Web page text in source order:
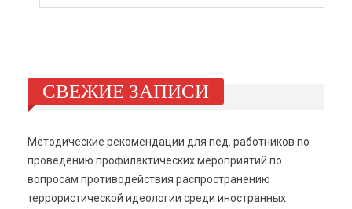
СВЕЖИЕ ЗАПИСИ
Методические рекомендации для пед. работников по
проведению профилактических мероприятий по
вопросам противодействия распространению
террористической идеологии среди иностранных